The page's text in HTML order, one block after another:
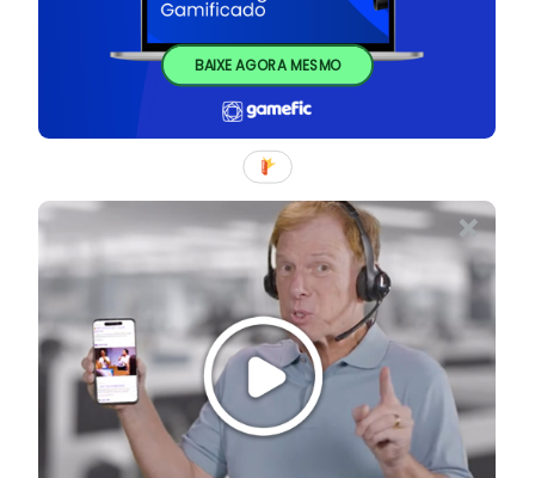
BAIXE AGORA MESMO